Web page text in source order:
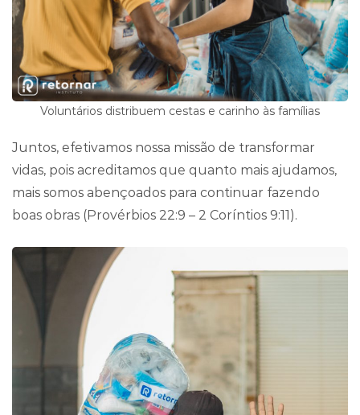
Voluntários distribuem cestas e carinho às famílias
Juntos, efetivamos nossa missão de transformar
vidas, pois acreditamos que quanto mais ajudamos,
mais somos abençoados para continuar fazendo
boas obras (Provérbios 22:9 – 2 Coríntios 9:11).